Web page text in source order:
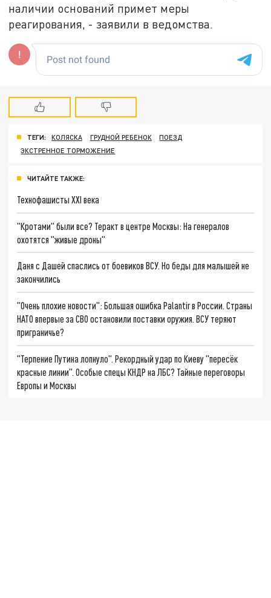
наличии оснований примет меры
реагирования, - заявили в ведомства.
ТЕГИ: КОЛЯСКА ГРУДНОЙ РЕБЕНОК
ПОЕЗД
ЭКСТРЕННОЕ ТОРМОЖЕНИЕ
ЧИТАЙТЕ ТАКЖЕ:
Технофашисты XXI века
"Кротами" были все? Теракт в центре Москвы: На генералов
охотятся "живые дроны"
Даня с Дашей спаслись от боевиков ВСУ. Но беды для малышей не
закончились
"Очень плохие новости": Большая ошибка Palantir в России. Страны
НАТО впервые за СВО остановили поставки оружия. ВСУ теряют
приграничье?
"Терпение Путина лопнуло". Рекордный удар по Киеву "пересёк
красные линии". Особые спецы КНДР на ЛБС? Тайные переговоры
Европы и Москвы